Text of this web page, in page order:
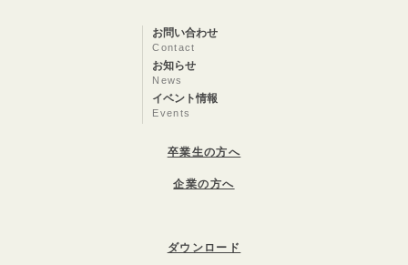
お問い合わせ
Contact
お知らせ
News
イベント情報
Events
卒業生の方へ
企業の方へ
ダウンロード